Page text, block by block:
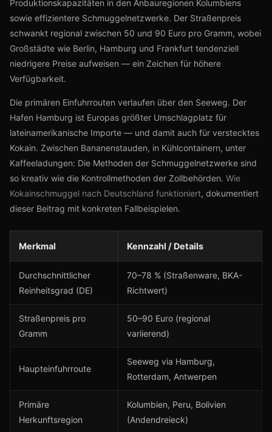
Produktionskapazitäten in den Anbauregionen Kolumbiens
sowie effizientere Schmuggelnetzwerke. Der Straßenpreis
schwankt regional zwischen 50 und 90 Euro pro Gramm, wobei
Großstädte wie Berlin, Hamburg und Frankfurt tendenziell
niedrigere Preise aufweisen — ein Zeichen für höhere
Verfügbarkeit.
Die primären Einfuhrrouten verlaufen über den Seeweg. Der
Hafen Hamburg ist Europas größter Umschlagplatz für
lateinamerikanische Importe — und damit auch für verstecktes
Kokain. Zwischen Bananenstauden, in Kühlcontainern, unter
Kaffeeladungen: Die Methoden der Schmuggelnetzwerke sind
so kreativ wie die Kontrollmethoden der Zollbehörden. Wie
Kokainschmuggel nach Deutschland funktioniert, dokumentiert
dieser Beitrag mit konkreten Fallbeispielen.
Merkmal Kennzahl / Details
Durchschnittlicher
Reinheitsgrad (DE)
70–78 % (Straßenware, BKA-
Richtwert)
Straßenpreis pro
Gramm
50–90 Euro (regional
variierend)
Haupteinfuhrroute
Seeweg via Hamburg,
Rotterdam, Antwerpen
Primäre
Herkunftsregion
Kolumbien, Peru, Bolivien
(Andendreieck)